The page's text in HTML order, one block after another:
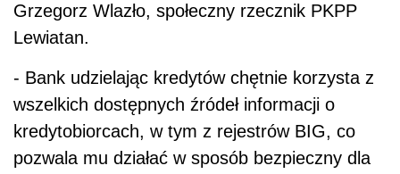
Grzegorz Wlazło, społeczny rzecznik PKPP
Lewiatan.
- Bank udzielając kredytów chętnie korzysta z
wszelkich dostępnych źródeł informacji o
kredytobiorcach, w tym z rejestrów BIG, co
pozwala mu działać w sposób bezpieczny dla